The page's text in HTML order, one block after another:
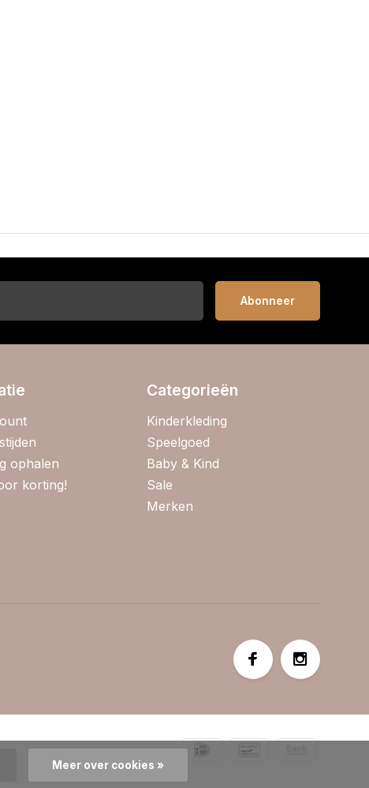
Abonneer
ophalen
korting!
Categorieën
Kinderkleding
Speelgoed
Baby & Kind
Sale
Merken
Meer over cookies »